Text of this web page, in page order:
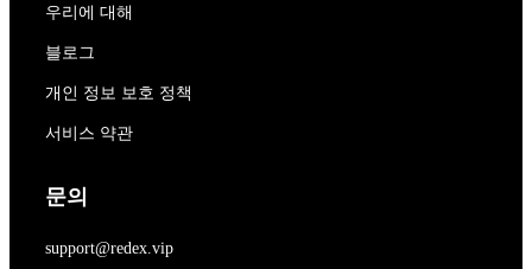
우리에 대해
블로그
개인 정보 보호 정책
서비스 약관
문의
support@redex.vip